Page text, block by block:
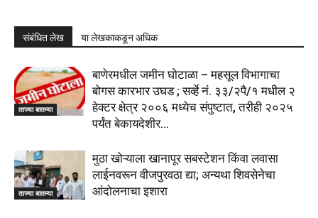
संबंधित लेख या लेखकाकडून अधिक
ताज्या बातम्या
बाणेरमधील जमीन घोटाळा – महसूल विभागाचा
बोगस कारभार उघड ; सर्व्हे नं. ३३/२पै/१ मधील २
हेक्टर क्षेत्र २००६ मध्येच संपुष्टात, तरीही २०२५
पर्यंत बेकायदेशीर...
ताज्या बातम्या
मुठा खोऱ्याला खानापूर सबस्टेशन किंवा लवासा
लाईनवरून वीजपुरवठा द्या; अन्यथा शिवसेनेचा
आंदोलनाचा इशारा